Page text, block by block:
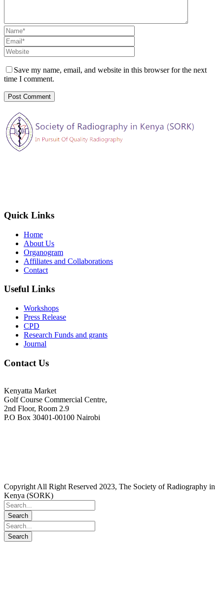
Save my name, email, and website in this browser for the next
time I comment.
Quick Links
Home
About Us
Organogram
Affiliates and Collaborations
Contact
Useful Links
Workshops
Press Release
CPD
Research Funds and grants
Journal
Contact Us
Kenyatta Market
Golf Course Commercial Centre,
2nd Floor, Room 2.9
P.O Box 30401-00100 Nairobi
Copyright All Right Reserved 2023, The Society of Radiography in
Kenya (SORK)